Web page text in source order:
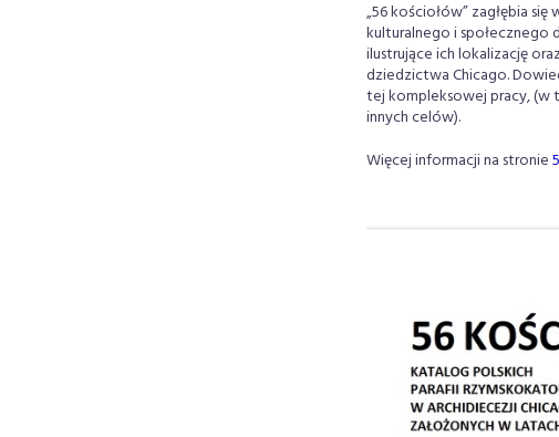
„56 kościołów” zagłębia
kulturalnego i społecznego
ilustrujące ich lokalizację
dziedzictwa Chicago.
tej kompleksowej pracy, (w
innych celów).
Więcej informacji na stronie